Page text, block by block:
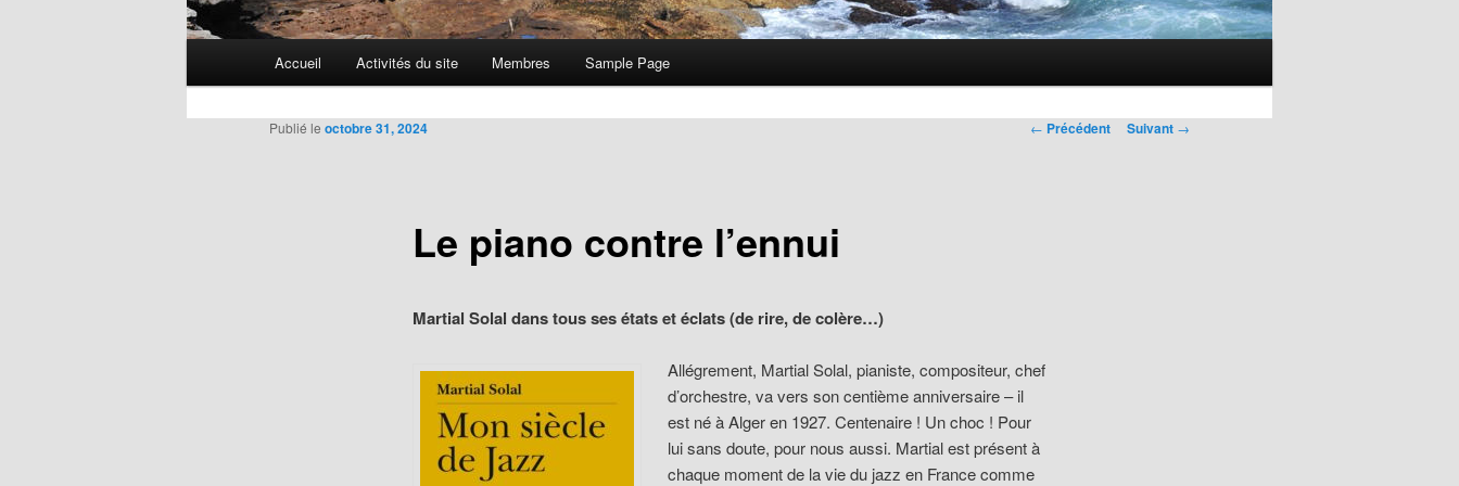
Aller
au
Accueil Activités du site Membres Sample Page
Navigation
← Précédent Suivant →
Le piano contre l’ennui
Publié le octobre 31, 2024
Martial Solal dans tous ses états et éclats (de rire, de colère…)
Allégrement, Martial Solal, pianiste, compositeur, chef
d’orchestre, va vers son centième anniversaire – il
est né à Alger en 1927. Centenaire ! Un choc ! Pour
lui sans doute, pour nous aussi. Martial est présent à
chaque moment de la vie du jazz en France comme